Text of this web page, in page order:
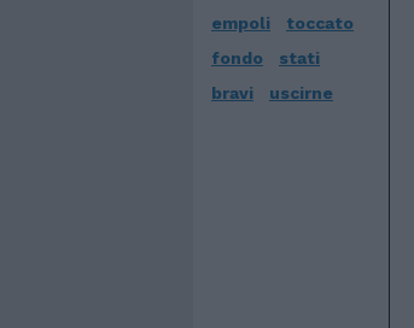
empoli
toccato
fondo
stati
bravi
uscirne